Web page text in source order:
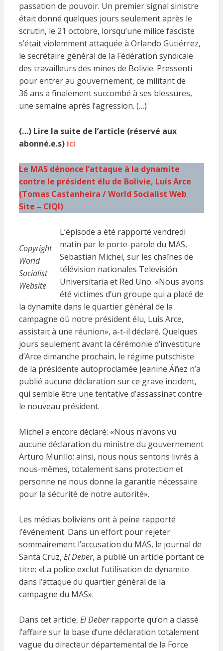
passation de pouvoir. Un premier signal sinistre
était donné quelques jours seulement après le
scrutin, le 21 octobre, lorsqu’une milice fasciste
s’était violemment attaquée à Orlando Gutiérrez,
le secrétaire général de la Fédération syndicale
des travailleurs des mines de Bolivie. Pressenti
pour entrer au gouvernement, ce militant de
36 ans a finalement succombé à ses blessures,
une semaine après l’agression. (…)
(…) Lire la suite de l’article (réservé aux
abonné.e.s) ici
Le MAS dénonce l’attaque à la dynamite
contre le président élu de Bolivie, Luis Arce
(Tomas Castanheira / World Socialist Web
Site – CIQI)
Copyright
World
Socialist
Website
L’épisode a été rapporté vendredi
matin par le porte-parole du MAS,
Sebastian Michel, sur les chaînes de
télévision nationales Televisión
Universitaria et Red Uno. «Nous avons
été victimes d’un groupe qui a placé de
la dynamite dans le quartier général de la
campagne où notre président élu, Luis Arce,
assistait à une réunion», a-t-il déclaré. Quelques
jours seulement avant la cérémonie d’investiture
d’Arce dimanche prochain, le régime putschiste
de la présidente autoproclamée Jeanine Áñez n’a
publié aucune déclaration sur ce grave incident,
qui semble être une tentative d’assassinat contre
le nouveau président.
Michel a encore déclaré: «Nous n’avons vu
aucune déclaration du ministre du gouvernement
Arturo Murillo; ainsi, nous nous sentons livrés à
nous-mêmes, totalement sans protection et
personne ne nous donne la garantie nécessaire
pour la sécurité de notre autorité».
Les médias boliviens ont à peine rapporté
l’événement. Dans un effort pour rejeter
sommairement l’accusation du MAS, le journal de
Santa Cruz, El Deber, a publié un article portant ce
titre: «La police exclut l’utilisation de dynamite
dans l’attaque du quartier général de la
campagne du MAS».
Dans cet article, El Deberrapporte qu’on a classé
l’affaire sur la base d’une déclaration totalement
vague du directeur départemental de la Force